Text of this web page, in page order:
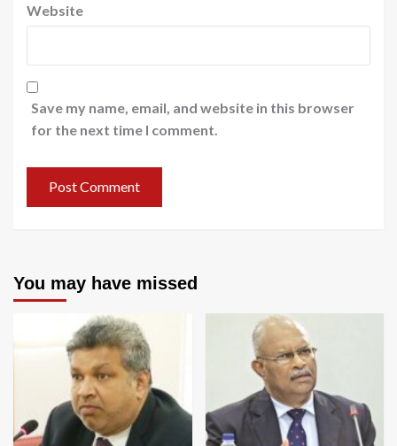
Website
Save my name, email, and website in this browser
for the next time I comment.
You may have missed